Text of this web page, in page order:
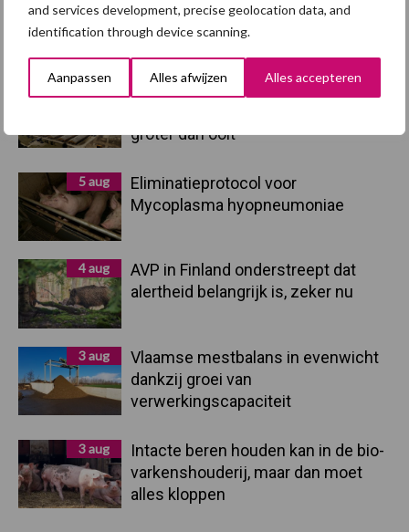
and services development, precise geolocation data, and
identification through device scanning.
Aanpassen Alles afwijzen Alles accepteren
Primaire
Sidebar
Recent nieuws Partner nieuws
“Vraag naar praktische
groter dan ooit”
5 aug
Eliminatieprotocol voor
Mycoplasma hyopneumoniae
4 aug
AVP in Finland onderstreept dat
alertheid belangrijk is, zeker nu
3 aug
Vlaamse mestbalans in evenwicht
dankzij groei van
verwerkingscapaciteit
3 aug
Intacte beren houden kan in de bio-
varkenshouderij, maar dan moet
alles kloppen